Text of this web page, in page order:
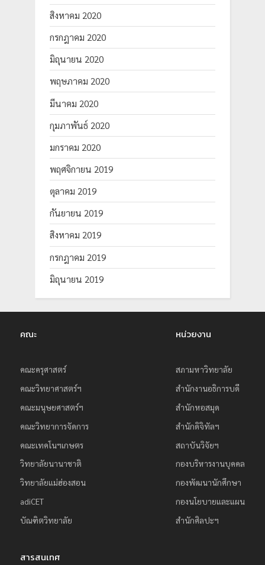
สิงหาคม 2020
กรกฎาคม 2020
มิถุนายน 2020
พฤษภาคม 2020
มีนาคม 2020
กุมภาพันธ์ 2020
มกราคม 2020
พฤศจิกายน 2019
ตุลาคม 2019
กันยายน 2019
สิงหาคม 2019
กรกฎาคม 2019
มิถุนายน 2019
คณะ
คณะครุศาสตร์
คณะวิทยาศาสตร์ฯ
คณะมนุษยศาสตร์ฯ
คณะวิทยาการจัดการ
คณะเทคโนฯเกษตร
วิทยาลัยนานาชาติ
วิทยาลัยแม่ฮ่องสอน
adiCET
บัณฑิตวิทยาลัย
หน่วยงาน
สภามหาวิทยาลัย
สำนักงานอธิการบดี
สำนักหอสมุด
สำนักดิจิทัลฯ
สถาบันวิจัยฯ
กองบริหารงานบุคคล
กองพัฒนานักศึกษา
กองนโยบายและแผน
สำนักศิลปะฯ
สารสนเทศ